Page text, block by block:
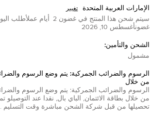
الإمارات العربية المتحدة تغيير
سيتم شحن هذا المنتج في غضون 2 أيام عملأطلب
غضونأغسطس 10, 2026
الشحن والتأمين:
مشمول
الرسوم والضرائب الجمركية: يتم وضع الرسوم
من خلال
الرسوم والضرائب الجمركية: يتم وضع الرسوم
من خلال بطاقة الائتمان الباي بال نقدا عند التوصيلو
تحصيلها من قبل شركة الشحن مباشرة وقت التسليم .